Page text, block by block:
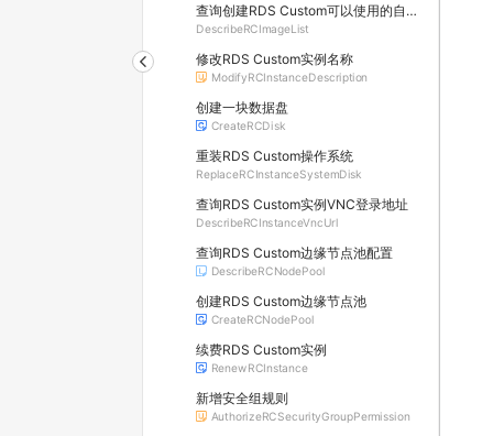
查询创建RDS Custom可以使用的自定义镜像列表
DescribeRCImageList
修改RDS Custom实例名称
ModifyRCInstanceDescription
创建一块数据盘
CreateRCDisk
重装RDS Custom操作系统
ReplaceRCInstanceSystemDisk
查询RDS Custom实例VNC登录地址
DescribeRCInstanceVncUrl
查询RDS Custom边缘节点池配置
DescribeRCNodePool
创建RDS Custom边缘节点池
CreateRCNodePool
续费RDS Custom实例
RenewRCInstance
新增安全组规则
AuthorizeRCSecurityGroupPermission